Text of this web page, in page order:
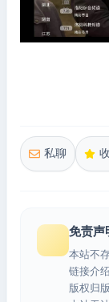
私聊
免责声
本站不
链接介
版权归